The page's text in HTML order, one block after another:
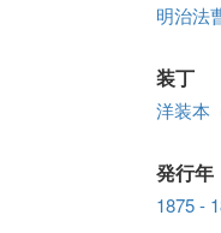
明治法
装丁
洋装本
発行年
1875 -